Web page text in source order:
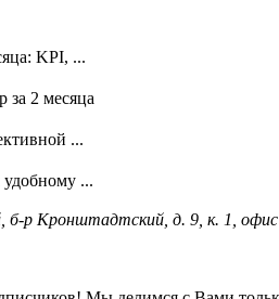
KPI, ...
2 месяца
...
...
б-р Кронштадтский, д. 9, к. 1,